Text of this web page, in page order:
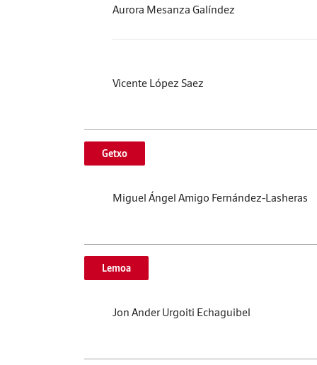
Aurora Mesanza Galíndez
Vicente López Saez
Getxo
Miguel Ángel Amigo Fernández-Lasheras
Lemoa
Jon Ander Urgoiti Echaguibel